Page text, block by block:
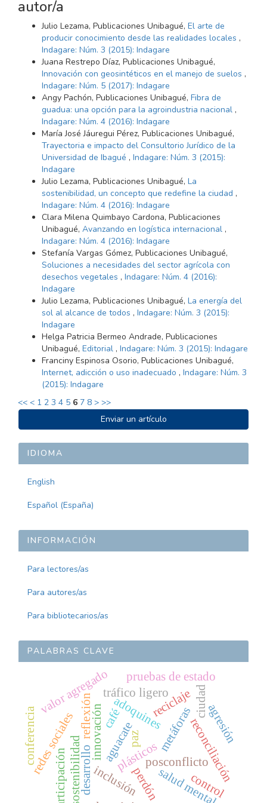
autor/a
Julio Lezama, Publicaciones Unibagué, El arte de
producir conocimiento desde las realidades locales ,
Indagare: Núm. 3 (2015): Indagare
Juana Restrepo Díaz, Publicaciones Unibagué,
Innovación con geosintéticos en el manejo de suelos ,
Indagare: Núm. 5 (2017): Indagare
Angy Pachón, Publicaciones Unibagué, Fibra de
guadua: una opción para la agroindustria nacional ,
Indagare: Núm. 4 (2016): Indagare
María José Jáuregui Pérez, Publicaciones Unibagué,
Trayectoria e impacto del Consultorio Jurídico de la
Universidad de Ibagué , Indagare: Núm. 3 (2015):
Indagare
Julio Lezama, Publicaciones Unibagué, La
sostenibilidad, un concepto que redefine la ciudad ,
Indagare: Núm. 4 (2016): Indagare
Clara Milena Quimbayo Cardona, Publicaciones
Unibagué, Avanzando en logística internacional ,
Indagare: Núm. 4 (2016): Indagare
Stefanía Vargas Gómez, Publicaciones Unibagué,
Soluciones a necesidades del sector agrícola con
desechos vegetales , Indagare: Núm. 4 (2016):
Indagare
Julio Lezama, Publicaciones Unibagué, La energía del
sol al alcance de todos , Indagare: Núm. 3 (2015):
Indagare
Helga Patricia Bermeo Andrade, Publicaciones
Unibagué, Editorial , Indagare: Núm. 3 (2015): Indagare
Franciny Espinosa Osorio, Publicaciones Unibagué,
Internet, adicción o uso inadecuado , Indagare: Núm. 3
(2015): Indagare
<< < 1 2 3 4 5 6 7 8 > >>
ENVIAR
UN
ARTÍCULO
Enviar un artículo
IDIOMA
English
Español (España)
INFORMACIÓN
Para lectores/as
Para autores/as
Para bibliotecarios/as
PALABRAS CLAVE
adoquinesreciclaje
plásticos
tráfico ligero
paz
posconflicto
café
sostenibilidaddesarrollo perdón reconciliación
reflexión
valor agregado pruebas de estado
metáforas
salud mental
innovaciónaguacate
redes sociales
inclusión
ciudad
agresión
participación control
conferencia